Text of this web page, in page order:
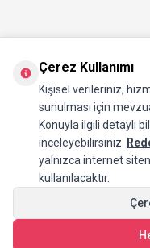
Çerez Kullanımı
Kişisel verileriniz,
sunulması için
Konuyla ilgili detaylı
inceleyebilirsiniz.
yalnızca internet
kullanılacaktır.